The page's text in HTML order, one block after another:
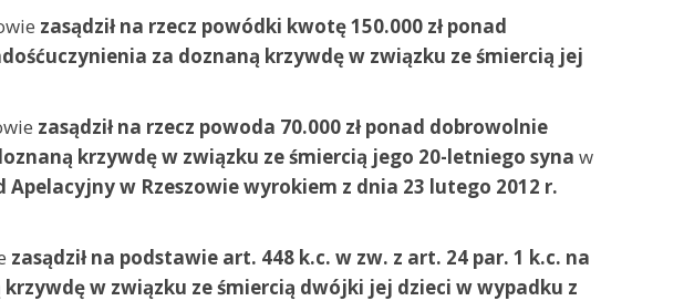
zasądził na rzecz powódki kwotę 150.000 zł ponad
za doznaną krzywdę w związku ze śmiercią jej
zasądził na rzecz powoda 70.000 zł ponad dobrowolnie
krzywdę w związku ze śmiercią jego 20-letniego syna w
w Rzeszowie wyrokiem z dnia 23 lutego 2012 r.
zasądził na podstawie art. 448 k.c. w zw. z art. 24 par. 1 k.c. na
w związku ze śmiercią dwójki jej dzieci w wypadku z